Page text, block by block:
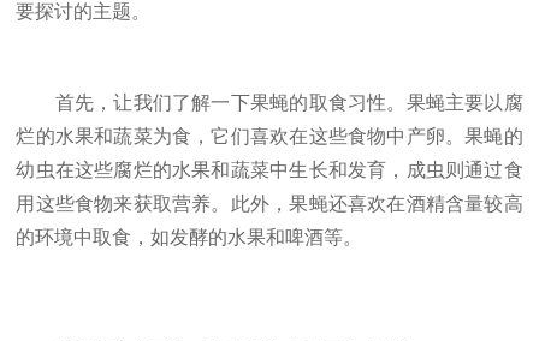
要探讨的主题。
首先，让我们了解一下果蝇的取食习性。果蝇主要以腐
烂的水果和蔬菜为食，它们喜欢在这些食物中产卵。果蝇的
幼虫在这些腐烂的水果和蔬菜中生长和发育，成虫则通过食
用这些食物来获取营养。此外，果蝇还喜欢在酒精含量较高
的环境中取食，如发酵的水果和啤酒等。